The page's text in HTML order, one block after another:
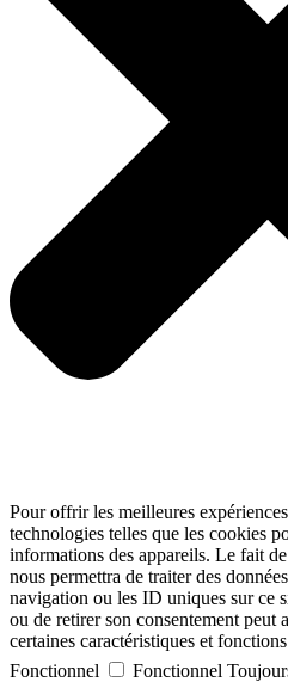
Pour offrir les meilleures
technologies telles que les cookies
informations des appareils. Le fait
nous permettra de traiter des
navigation ou les ID uniques sur ce
ou de retirer son consentement peut
certaines caractéristiques et
Fonctionnel
Fonctionnel